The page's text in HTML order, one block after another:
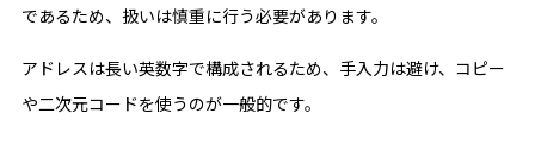
であるため、扱いは慎重に行う必要があります。
アドレスは長い英数字で構成されるため、手入力は避け、コピー
や二次元コードを使うのが一般的です。